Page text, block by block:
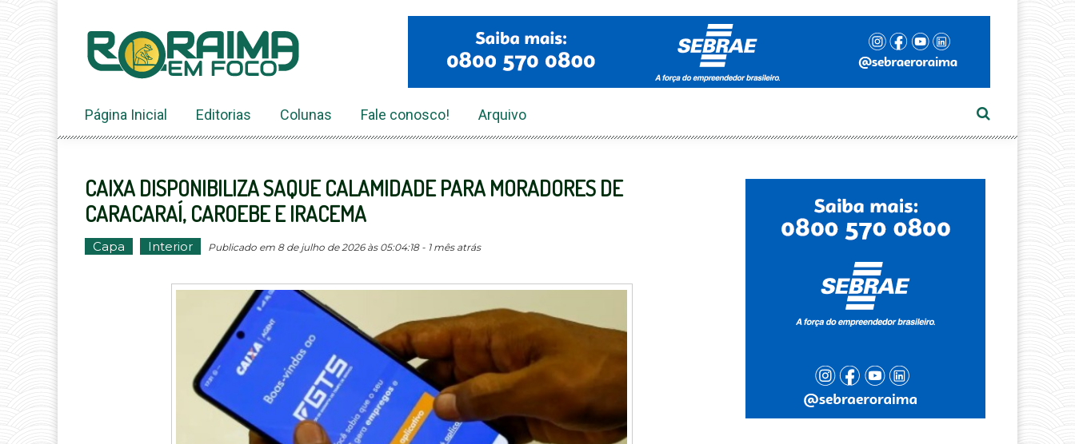
conteúdo
Página Inicial Editorias Colunas Fale conosco! Arquivo
CAIXA DISPONIBILIZA SAQUE CALAMIDADE PARA MORADORES DE
CARACARAÍ, CAROEBE E IRACEMA
Capa Interior Publicado em 8 de julho de 2026 às 05:04:18 - 1 mês atrás